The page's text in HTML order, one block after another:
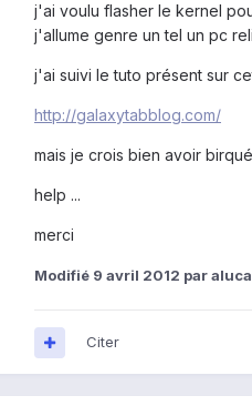
j'ai voulu flasher le kernel
j'allume genre un tel un pc
j'ai suivi le tuto présent sur
http://galaxytabblog.com/
mais je crois bien avoir
help ...
merci
Modifié 9 avril 2012 par
Citer